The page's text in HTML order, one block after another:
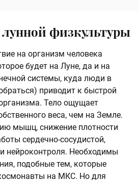
физкультуры
на организм человека
будет на Луне, да и на
системы, куда люди в
приводит к быстрой
Тело ощущает
веса, чем на Земле.
мышц, снижение плотности
сердечно-сосудистой,
нейроконтроля. Необходимы
подобные тем, которые
на МКС. Но для